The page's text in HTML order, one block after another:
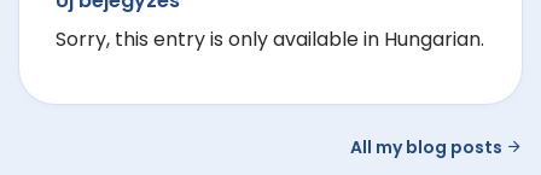
Sorry, this entry is only available in Hungarian.
All my blog posts